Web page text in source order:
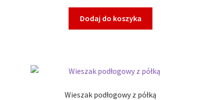
Dodaj do koszyka
Wieszak podłogowy z półką